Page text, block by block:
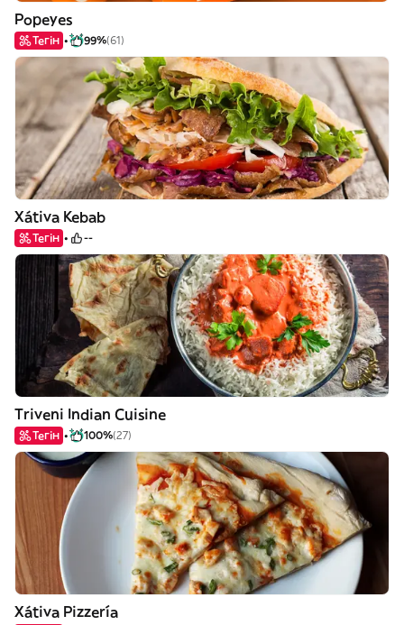
Popeyes
Тегін 99%(61)
Xátiva Kebab
Тегін --
Triveni Indian Cuisine
Тегін 100%(27)
Xátiva Pizzería